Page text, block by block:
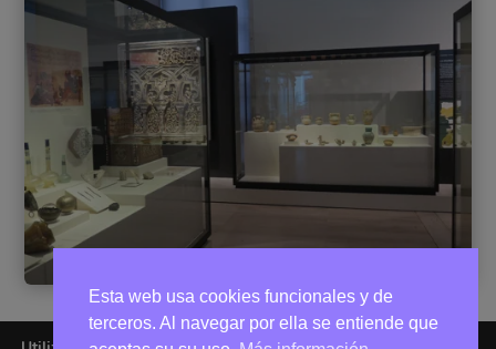
Esta web usa cookies funcionales y de
terceros. Al navegar por ella se entiende que